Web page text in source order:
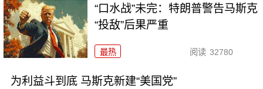
“口水战”未完：特朗普警告马斯克
“投敌”后果严重
最热 阅读 32780
为利益斗到底 马斯克新建“美国党”